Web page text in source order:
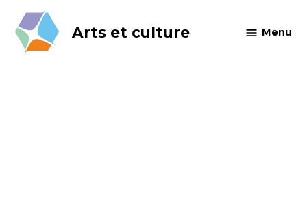
content
Arts et culture Menu